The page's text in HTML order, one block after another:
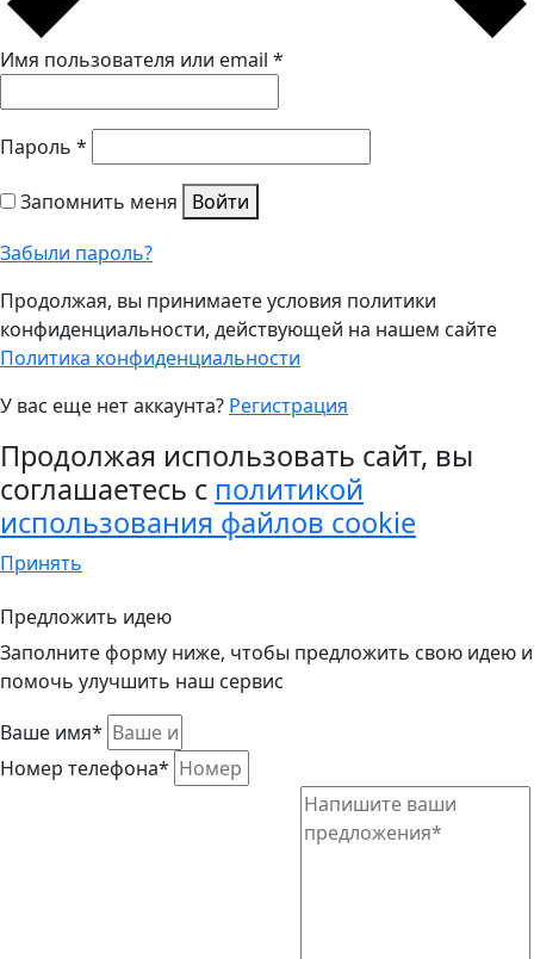
Имя пользователя или email *
Пароль *
Запомнить меня
Войти
Забыли пароль?
Продолжая, вы принимаете условия политики
конфиденциальности, действующей на нашем сайте
Политика конфиденциальности
У вас еще нет аккаунта? Регистрация
Продолжая использовать сайт, вы
соглашаетесь с политикой
использования файлов cookie
Принять
Предложить идею
Заполните форму ниже, чтобы предложить свою идею и
помочь улучшить наш сервис
Ваше имя*
Номер телефона*